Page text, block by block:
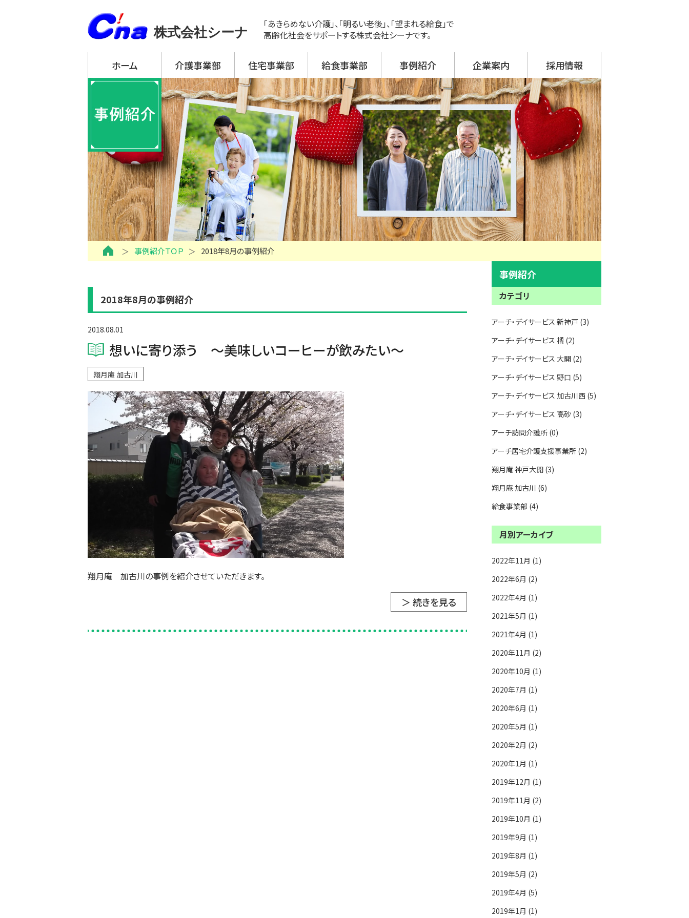
株式会社シーナ
「あきらめない介護」、「明るい老後」、「望まれる給食」で
高齢化社会をサポートする株式会社シーナです。
ホーム 介護事業部
アーチ・デイサービス
・ アーチ・デイサービス 新神戸
・ アーチ・デイサービス 大開
・ アーチ・デイサービス 野口
・ アーチ・デイサービス 加古川西
・ アーチ・デイサービス 高砂
アーチ訪問介護
アーチ居宅介護支援事業所
特定施設入居者生活介護
住宅事業部
翔月庵 神戸大開
翔月庵 加古川
給食事業部
シーナの強み
メニュー紹介
事例紹介 企業案内
代表挨拶
会社概要
アクセス
沿革
SDGsへの取り組み
シーナグループ
・ システムプラネット
・ アーチスタッフサービス
採用情報
採用担当からのメッセージ
先輩の声
募集要項
応募フォーム
事例紹介ＴＯＰ 2018年8月の事例紹介
事例紹介
カテゴリ
アーチ・デイサービス 新神戸 (3)
アーチ・デイサービス 橘 (2)
アーチ・デイサービス 大開 (2)
アーチ・デイサービス 野口 (5)
アーチ・デイサービス 加古川西 (5)
アーチ・デイサービス 高砂 (3)
アーチ訪問介護所 (0)
アーチ居宅介護支援事業所 (2)
翔月庵 神戸大開 (3)
翔月庵 加古川 (6)
給食事業部 (4)
月別アーカイブ
2022年11月 (1)
2022年6月 (2)
2022年4月 (1)
2021年5月 (1)
2021年4月 (1)
2020年11月 (2)
2020年10月 (1)
2020年7月 (1)
2020年6月 (1)
2020年5月 (1)
2020年2月 (2)
2020年1月 (1)
2019年12月 (1)
2019年11月 (2)
2019年10月 (1)
2019年9月 (1)
2019年8月 (1)
2019年5月 (2)
2019年4月 (5)
2019年1月 (1)
2018年8月の事例紹介
2018.08.01
想いに寄り添う ～美味しいコーヒーが飲みたい～
翔月庵 加古川
翔月庵 加古川の事例を紹介させていただきます。
＞ 続きを見る